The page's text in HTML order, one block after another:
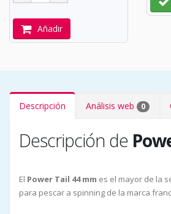
Añadir
Descripción Análisis web 0
Descripción de
El Power Tail 44 mm es el mayor de la
para pescar a spinning de la marca